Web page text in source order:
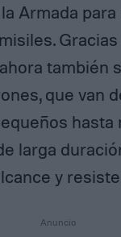
Armada para
también
que van
hasta
larga
y